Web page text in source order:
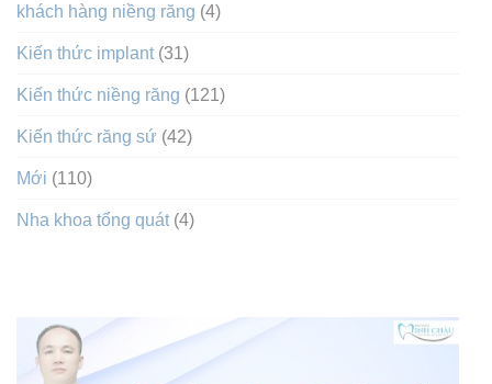
khách hàng niềng răng (4)
Kiến thức implant (31)
Kiến thức niềng răng (121)
Kiến thức răng sứ (42)
Mới (110)
Nha khoa tổng quát (4)